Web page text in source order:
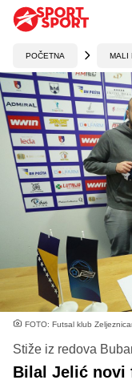
POČETNA
FOTO: Futsal klub
Stiže iz redova
Bilal Jelić novi